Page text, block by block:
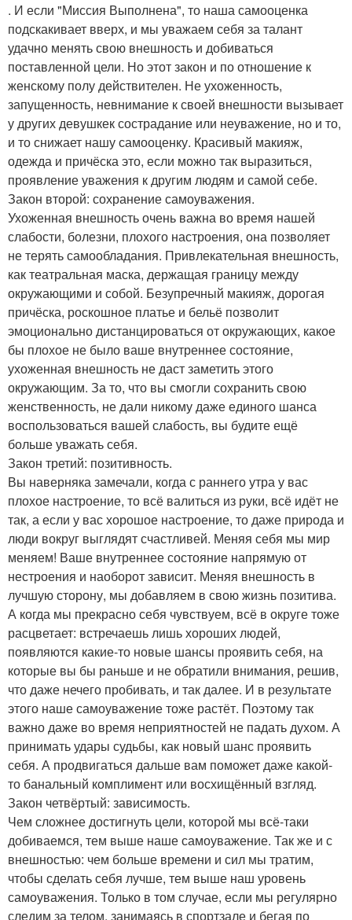
. И если "Миссия Выполнена", то наша самооценка
подскакивает вверх, и мы уважаем себя за талант
удачно менять свою внешность и добиваться
поставленной цели. Но этот закон и по отношение к
женскому полу действителен. Не ухоженность,
запущенность, невнимание к своей внешности вызывает
у других девушкек сострадание или неуважение, но и то,
и то снижает нашу самооценку. Красивый макияж,
одежда и причёска это, если можно так выразиться,
проявление уважения к другим людям и самой себе.
Закон второй: сохранение самоуважения.
Ухоженная внешность очень важна во время нашей
слабости, болезни, плохого настроения, она позволяет
не терять самообладания. Привлекательная внешность,
как театральная маска, держащая границу между
окружающими и собой. Безупречный макияж, дорогая
причёска, роскошное платье и бельё позволит
эмоционально дистанцироваться от окружающих, какое
бы плохое не было ваше внутреннее состояние,
ухоженная внешность не даст заметить этого
окружающим. За то, что вы смогли сохранить свою
женственность, не дали никому даже единого шанса
воспользоваться вашей слабость, вы будите ещё
больше уважать себя.
Закон третий: позитивность.
Вы наверняка замечали, когда с раннего утра у вас
плохое настроение, то всё валиться из руки, всё идёт не
так, а если у вас хорошое настроение, то даже природа и
люди вокруг выглядят счастливей. Меняя себя мы мир
меняем! Ваше внутреннее состояние напрямую от
нестроения и наоборот зависит. Меняя внешность в
лучшую сторону, мы добавляем в свою жизнь позитива.
А когда мы прекрасно себя чувствуем, всё в округе тоже
расцветает: встречаешь лишь хороших людей,
появляются какие-то новые шансы проявить себя, на
которые вы бы раньше и не обратили внимания, решив,
что даже нечего пробивать, и так далее. И в результате
этого наше самоуважение тоже растёт. Поэтому так
важно даже во время неприятностей не падать духом. А
принимать удары судьбы, как новый шанс проявить
себя. А продвигаться дальше вам поможет даже какой-
то банальный комплимент или восхищённый взгляд.
Закон четвёртый: зависимость.
Чем сложнее достигнуть цели, которой мы всё-таки
добиваемся, тем выше наше самоуважение. Так же и с
внешностью: чем больше времени и сил мы тратим,
чтобы сделать себя лучше, тем выше наш уровень
самоуважения. Только в том случае, если мы регулярно
следим за телом, занимаясь в спортзале и бегая по